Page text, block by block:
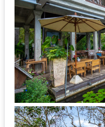
DISH
EVENT
ที่
ต้อง
ห้าม
พลาด
สำหรับ
ฤดู
หนาว